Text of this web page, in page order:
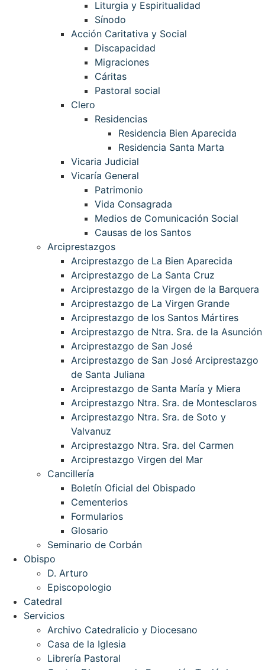
Liturgia y Espiritualidad
Sínodo
Acción Caritativa y Social
Discapacidad
Migraciones
Cáritas
Pastoral social
Clero
Residencias
Residencia Bien Aparecida
Residencia Santa Marta
Vicaria Judicial
Vicaría General
Patrimonio
Vida Consagrada
Medios de Comunicación Social
Causas de los Santos
Arciprestazgos
Arciprestazgo de La Bien Aparecida
Arciprestazgo de La Santa Cruz
Arciprestazgo de la Virgen de la Barquera
Arciprestazgo de La Virgen Grande
Arciprestazgo de los Santos Mártires
Arciprestazgo de Ntra. Sra. de la Asunción
Arciprestazgo de San José
Arciprestazgo de San José Arciprestazgo
de Santa Juliana
Arciprestazgo de Santa María y Miera
Arciprestazgo Ntra. Sra. de Montesclaros
Arciprestazgo Ntra. Sra. de Soto y
Valvanuz
Arciprestazgo Ntra. Sra. del Carmen
Arciprestazgo Virgen del Mar
Cancillería
Boletín Oficial del Obispado
Cementerios
Formularios
Glosario
Seminario de Corbán
Obispo
D. Arturo
Episcopologio
Catedral
Servicios
Archivo Catedralicio y Diocesano
Casa de la Iglesia
Librería Pastoral